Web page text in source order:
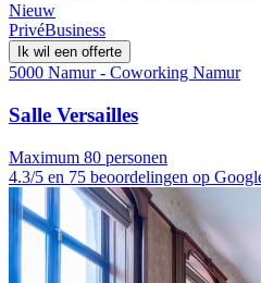
Nieuw
PrivéBusiness
Ik wil een offerte
5000 Namur - Coworking Namur
Salle Versailles
Maximum 80 personen
4.3/5 en 75 beoordelingen op